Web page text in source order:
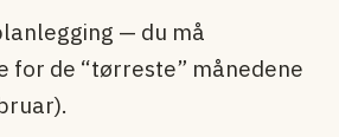
— du må
for de “tørreste” månedene